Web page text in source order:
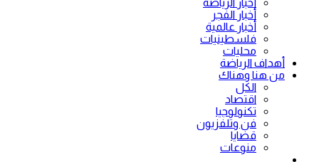
أخبار الرياضة
أخبار الفجر
أخبار عالمية
فلسطينيات
محليات
أهداف الرياضة
من هنا وهناك
الكل
اقتصاد
تكنولوجيا
فن وتلفزيون
قضايا
منوعات